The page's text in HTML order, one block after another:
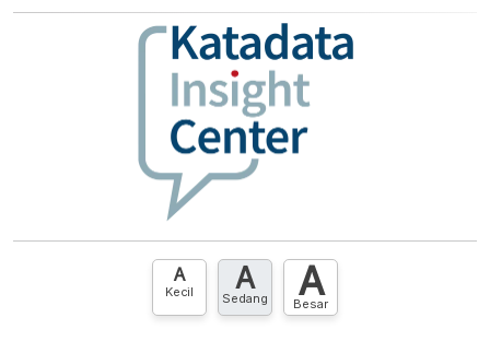
A
Kecil A
Sedang A
Besar